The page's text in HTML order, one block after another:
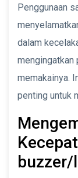
Penggunaan
dalam
mengingatkan
memakainya.
penting untuk